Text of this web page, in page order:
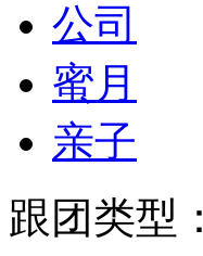
公司
蜜月
亲子
跟团类型：